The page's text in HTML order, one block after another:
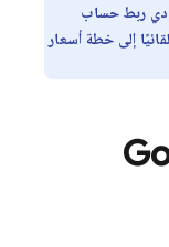
ربط حساب
إلى خطة أسعار